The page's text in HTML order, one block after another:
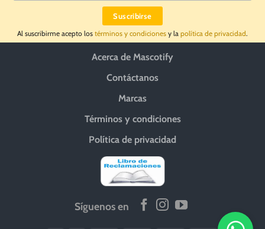
Al suscribirme acepto los términos y condiciones y la política de privacidad.
Acerca de Mascotify
Contáctanos
Marcas
Términos y condiciones
Política de privacidad
Síguenos en